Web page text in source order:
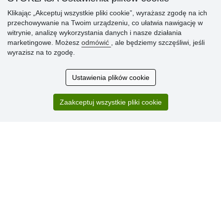
» Sposób dostawy i płatności
» Reklamacje
» Dlaczego należy się zarejestrować?
» Najczęściej zadawane pytania
klientów
Klikając „Akceptuj wszystkie pliki cookie”, wyrażasz zgodę na ich
przechowywanie na Twoim urządzeniu, co ułatwia nawigację w
witrynie, analizę wykorzystania danych i nasze działania
marketingowe. Możesz odmówić
, ale będziemy szczęśliwi, jeśli
wyrazisz na to zgodę.
Ustawienia plików cookie
Zaakceptuj wszystkie pliki cookie